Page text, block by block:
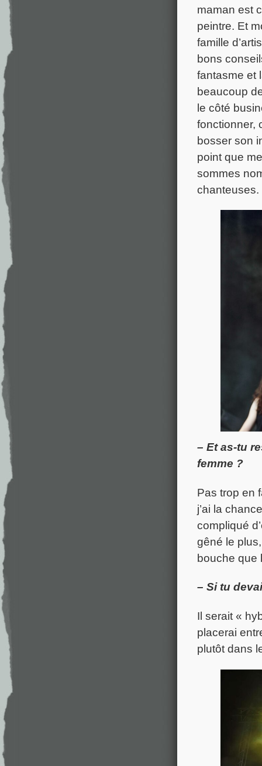
maman est
peintre. Et
famille
bons
fantasme et
beaucoup
le côté
fonctionner,
bosser son
point que
sommes
chanteuses.
– Et as-tu
femme ?
Pas trop en
j’ai la
compliqué
gêné le
bouche que
– Si tu
Il serait «
placerai
plutôt dans